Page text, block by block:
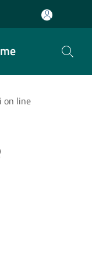
on line